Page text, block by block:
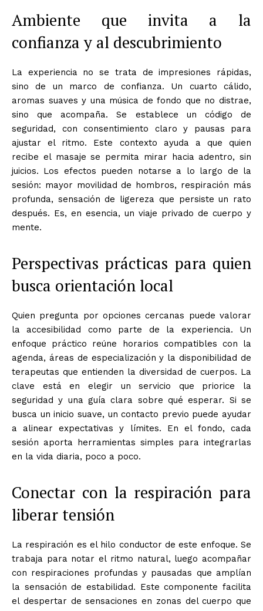
Ambiente que invita a la
confianza y al descubrimiento
La experiencia no se trata de impresiones rápidas,
sino de un marco de confianza. Un cuarto cálido,
aromas suaves y una música de fondo que no distrae,
sino que acompaña. Se establece un código de
seguridad, con consentimiento claro y pausas para
ajustar el ritmo. Este contexto ayuda a que quien
recibe el masaje se permita mirar hacia adentro, sin
juicios. Los efectos pueden notarse a lo largo de la
sesión: mayor movilidad de hombros, respiración más
profunda, sensación de ligereza que persiste un rato
después. Es, en esencia, un viaje privado de cuerpo y
mente.
Perspectivas prácticas para quien
busca orientación local
Quien pregunta por opciones cercanas puede valorar
la accesibilidad como parte de la experiencia. Un
enfoque práctico reúne horarios compatibles con la
agenda, áreas de especialización y la disponibilidad de
terapeutas que entienden la diversidad de cuerpos. La
clave está en elegir un servicio que priorice la
seguridad y una guía clara sobre qué esperar. Si se
busca un inicio suave, un contacto previo puede ayudar
a alinear expectativas y límites. En el fondo, cada
sesión aporta herramientas simples para integrarlas
en la vida diaria, poco a poco.
Conectar con la respiración para
liberar tensión
La respiración es el hilo conductor de este enfoque. Se
trabaja para notar el ritmo natural, luego acompañar
con respiraciones profundas y pausadas que amplían
la sensación de estabilidad. Este componente facilita
el despertar de sensaciones en zonas del cuerpo que